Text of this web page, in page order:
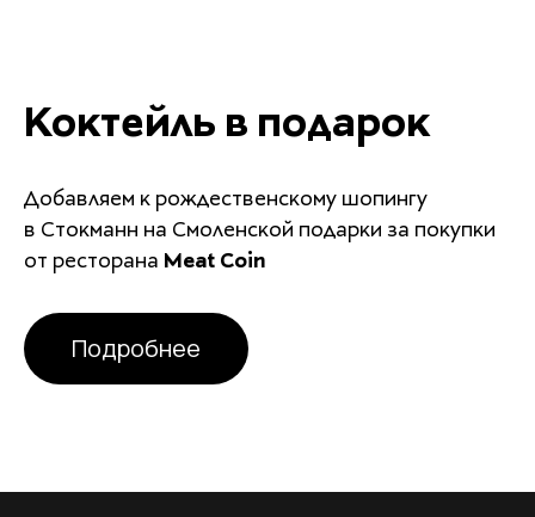
Коктейль в подарок
Добавляем к рождественскому шопингу
в Стокманн на Смоленской подарки за покупки
от ресторана Meat Coin
Подробнее